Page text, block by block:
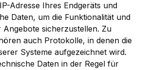
Adresse Ihres Endgeräts und
Daten, um die Funktionalität und
Angebote sicherzustellen. Zu
auch Protokolle, in denen die
Systeme aufgezeichnet wird.
Daten in der Regel für